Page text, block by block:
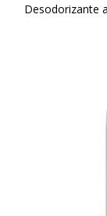
Desodorizante